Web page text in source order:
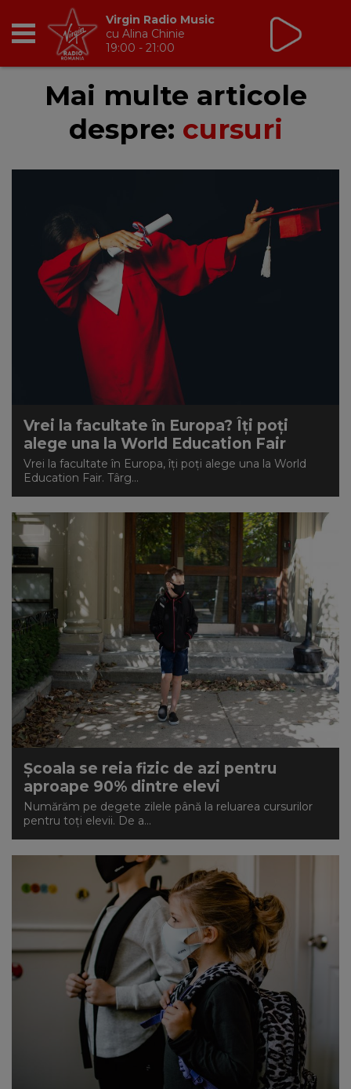
RADIO
BREAKFAST
TIC TALK
CÂȘTIGĂ
HOT 30
DANCEFLOOR CHART
RADIO ACADEMY
CONTUL MEU
Virgin Radio Music
cu Alina Chinie
19:00 - 21:00
Mai multe articole
despre: cursuri
Vrei la facultate în Europa? Îți poți
alege una la World Education Fair
Vrei la facultate în Europa, îți poți alege una la World
Education Fair. Târg...
Școala se reia fizic de azi pentru
aproape 90% dintre elevi
Numărăm pe degete zilele până la reluarea cursurilor
pentru toți elevii. De a...